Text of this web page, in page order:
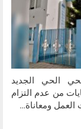
الحي الجديد
من عدم التزام
العمل ومعاناة…